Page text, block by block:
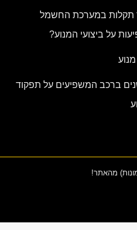
תקלות במערכת החשמל
על ביצועי המנוע?
מנוע
ברכב המשפיעים על תפקוד
מהאתר!